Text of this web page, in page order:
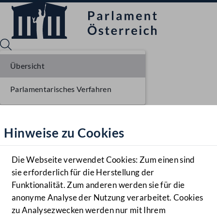
Hilfe
Benutzer
Navigationsmenü öffnen
MENÜ
Hinweise zu Cookies
Die Webseite verwendet Cookies: Zum einen sind
sie erforderlich für die Herstellung der
Funktionalität. Zum anderen werden sie für die
anonyme Analyse der Nutzung verarbeitet. Cookies
zu Analysezwecken werden nur mit Ihrem
Übersicht
Parlamentarisches Verfahren